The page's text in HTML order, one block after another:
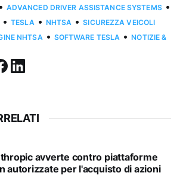
• ADVANCED DRIVER ASSISTANCE SYSTEMS •
• TESLA • NHTSA • SICUREZZA VEICOLI
NHTSA • SOFTWARE TESLA • NOTIZIE &
avverte contro piattaforme
autorizzate per l'acquisto di azioni